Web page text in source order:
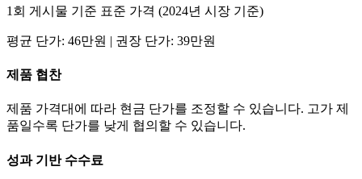
1회 게시물 기준 표준 가격 (2024년 시장 기준)
평균 단가: 46만원 | 권장 단가: 39만원
제품 협찬
제품 가격대에 따라 현금 단가를 조정할 수 있습니다. 고가 제
품일수록 단가를 낮게 협의할 수 있습니다.
성과 기반 수수료